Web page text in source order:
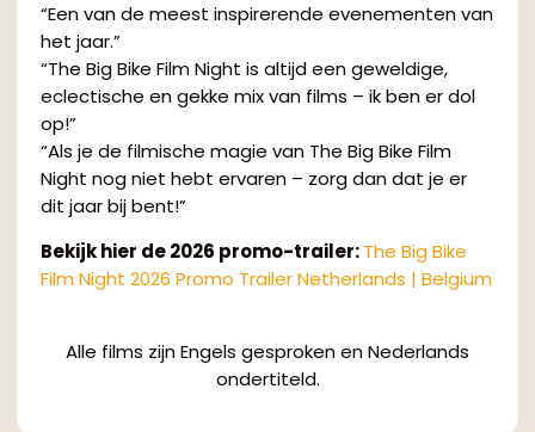
“Een van de meest inspirerende evenementen van
het jaar.”
“The Big Bike Film Night is altijd een geweldige,
eclectische en gekke mix van films – ik ben er dol
op!”
“Als je de filmische magie van The Big Bike Film
Night nog niet hebt ervaren – zorg dan dat je er
dit jaar bij bent!”
Bekijk hier de 2026 promo-trailer:The Big Bike
Film Night 2026 Promo Trailer Netherlands | Belgium
Alle films zijn Engels gesproken en Nederlands
ondertiteld.